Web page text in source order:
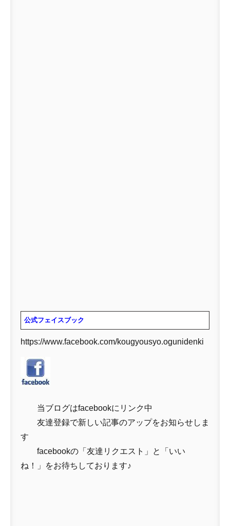
公式フェイスブック
https://www.facebook.com/kougyousyo.ogunidenki
当ブログはfacebookにリンク中
友達登録で新しい記事のアップをお知らせしま
す
facebookの「友達リクエスト」と「いい
ね！」をお待ちしております♪